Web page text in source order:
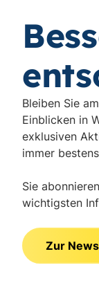
Bleiben Sie
Einblicken in
exklusiven
immer
Sie
wichtigsten
Zur